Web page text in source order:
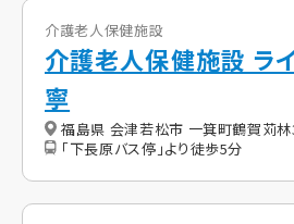
介護老人保健施設
介護老人保健施設 ラ
寧
福島県 会津若松市 一箕町鶴賀苅
「下長原バス停」より徒歩5分